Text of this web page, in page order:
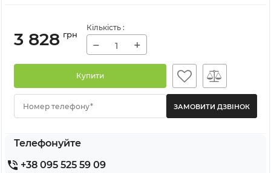
3 828 грн
Кількість :
− +
Купити
Номер телефону*
Телефонуйте
+38 095 525 59 09